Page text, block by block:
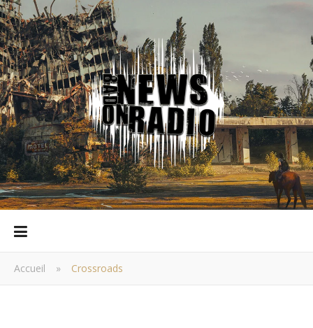
Accueil » Crossroads